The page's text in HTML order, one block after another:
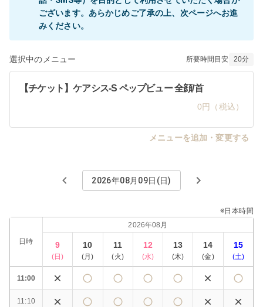
ございます。あらかじめご了承の上、次ページへお進
選択中のメニュー 所要時間目安 20分
【チケット】ケアシス-S ペップビュー 全顔/首
0円（税込）
メニューを追加・変更する
2026年08月09日(日)
※日本時間
日時
2026年08月
9
(日)
10
(月)
11
(火)
12
(水)
13
(木)
14
(金)
15
(土)
11:00
11:10